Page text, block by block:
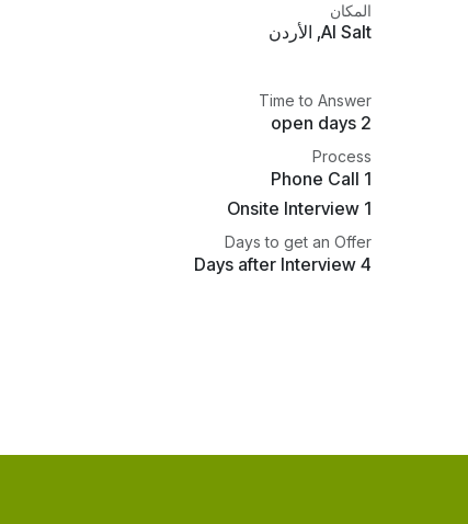
المكان
Al Salt
, الأردن
Time to Answer
2 open days
Process
1 Phone Call
1 Onsite Interview
Days to get an Offer
4 Days after Interview